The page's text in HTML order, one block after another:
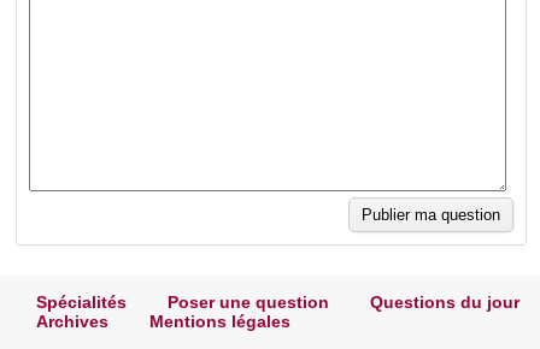
Spécialités Poser une question
Questions du jour
Archives
Mentions légales